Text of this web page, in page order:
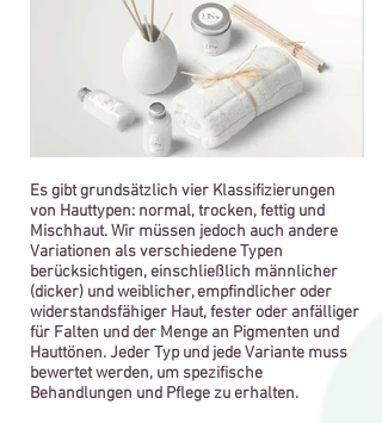
Es gibt grundsätzlich vier Klassifizierungen
von Hauttypen: normal, trocken, fettig und
Mischhaut. Wir müssen jedoch auch andere
Variationen als verschiedene Typen
berücksichtigen, einschließlich männlicher
(dicker) und weiblicher, empfindlicher oder
widerstandsfähiger Haut, fester oder anfälliger
für Falten und der Menge an Pigmenten und
Hauttönen. Jeder Typ und jede Variante muss
bewertet werden, um spezifische
Behandlungen und Pflege zu erhalten.